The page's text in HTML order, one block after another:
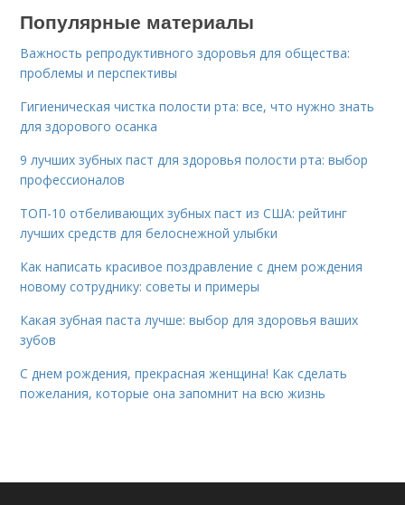
Популярные материалы
Важность репродуктивного здоровья для общества:
проблемы и перспективы
Гигиеническая чистка полости рта: все, что нужно знать
для здорового осанка
9 лучших зубных паст для здоровья полости рта: выбор
профессионалов
ТОП-10 отбеливающих зубных паст из США: рейтинг
лучших средств для белоснежной улыбки
Как написать красивое поздравление с днем рождения
новому сотруднику: советы и примеры
Какая зубная паста лучше: выбор для здоровья ваших
зубов
С днем рождения, прекрасная женщина! Как сделать
пожелания, которые она запомнит на всю жизнь